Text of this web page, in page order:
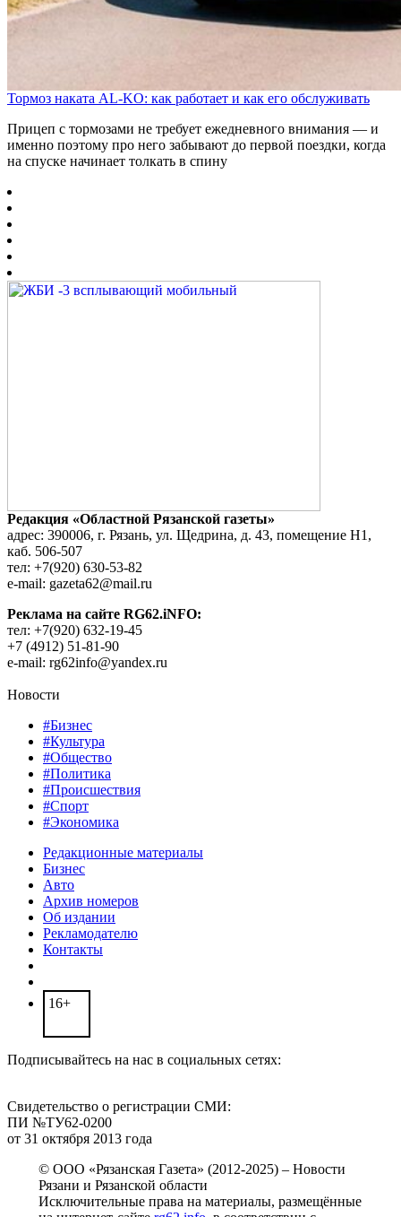
Тормоз наката AL-KO: как работает и как его обслуживать
Прицеп с тормозами не требует ежедневного внимания — и
именно поэтому про него забывают до первой поездки, когда
на спуске начинает толкать в спину
Редакция «Областной Рязанской газеты»
адрес: 390006, г. Рязань, ул. Щедрина, д. 43, помещение Н1,
каб. 506-507
тел: +7(920) 630-53-82
e-mail: gazeta62@mail.ru
Реклама на сайте RG62.iNFO:
тел: +7(920) 632-19-45
+7 (4912) 51-81-90
e-mail: rg62info@yandex.ru
Новости
#Бизнес
#Культура
#Общество
#Политика
#Происшествия
#Спорт
#Экономика
Редакционные материалы
Бизнес
Авто
Архив номеров
Об издании
Рекламодателю
Контакты
16+
Подписывайтесь на нас в социальных сетях:
Свидетельство о регистрации СМИ:
ПИ №ТУ62-0200
от 31 октября 2013 года
© ООО «Рязанская Газета» (2012-2025) – Новости
Рязани и Рязанской области
Исключительные права на материалы, размещённые